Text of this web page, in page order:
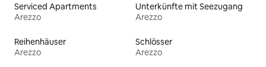
Serviced Apartments
Arezzo
Unterkünfte mit Seezugang
Arezzo
Reihenhäuser
Arezzo
Schlösser
Arezzo